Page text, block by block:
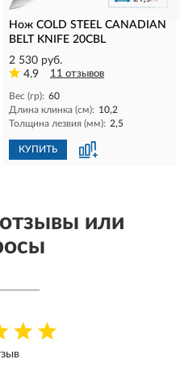
Нож COLD STEEL CANADIAN
BELT KNIFE 20CBL
2 530 руб.
4.9
11 отзывов
Вес (гр): 60
Длина клинка (см): 10,2
Толщина лезвия (мм): 2,5
КУПИТЬ
или